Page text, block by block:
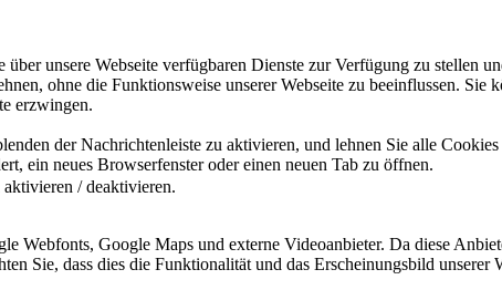
unsere Webseite verfügbaren Dienste zur Verfügung zu stellen
ohne die Funktionsweise unserer Webseite zu beeinflussen.
erzwingen.
der Nachrichtenleiste zu aktivieren, und lehnen Sie alle
ein neues Browserfenster oder einen neuen Tab zu öffnen.
/ deaktivieren.
Webfonts, Google Maps und externe Videoanbieter. Da diese
Sie, dass dies die Funktionalität und das Erscheinungsbild